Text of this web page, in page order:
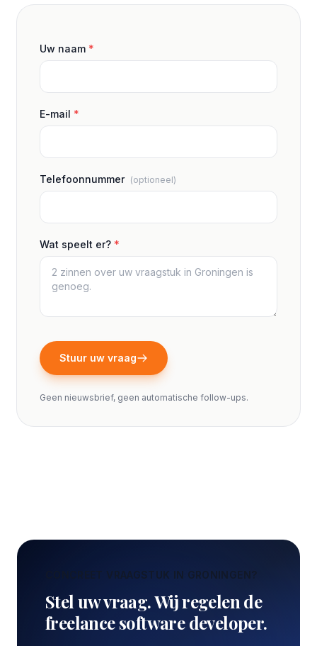
Uw naam *
E-mail *
Telefoonnummer (optioneel)
Wat speelt er? *
Stuur uw vraag
Geen nieuwsbrief, geen automatische follow-ups.
CONCREET VRAAGSTUK IN GRONINGEN?
Stel uw vraag. Wij regelen de
freelance software developer.